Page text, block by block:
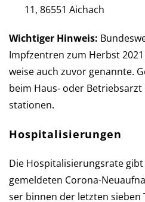
11, 86551 Aichach
Wichtiger Hinweis:
Impf­zen­tren zum Herbst
weise auch zu­vor ge­nannte.
beim Haus- oder
stationen.
Hospitalisierungen
Die Hospitalisierungsrate gibt
ge­mel­de­ten Corona-
ser bin­nen der letz­ten sie­ben